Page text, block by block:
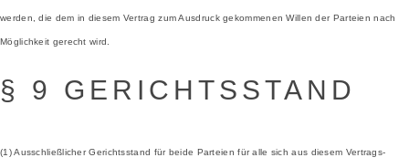
werden, die dem in diesem Vertrag zum Ausdruck gekommenen Willen der Parteien nach
Möglichkeit gerecht wird.
§ 9 GERICHTSSTAND
(1) Ausschließlicher Gerichtsstand für beide Parteien für alle sich aus diesem Vertrags-